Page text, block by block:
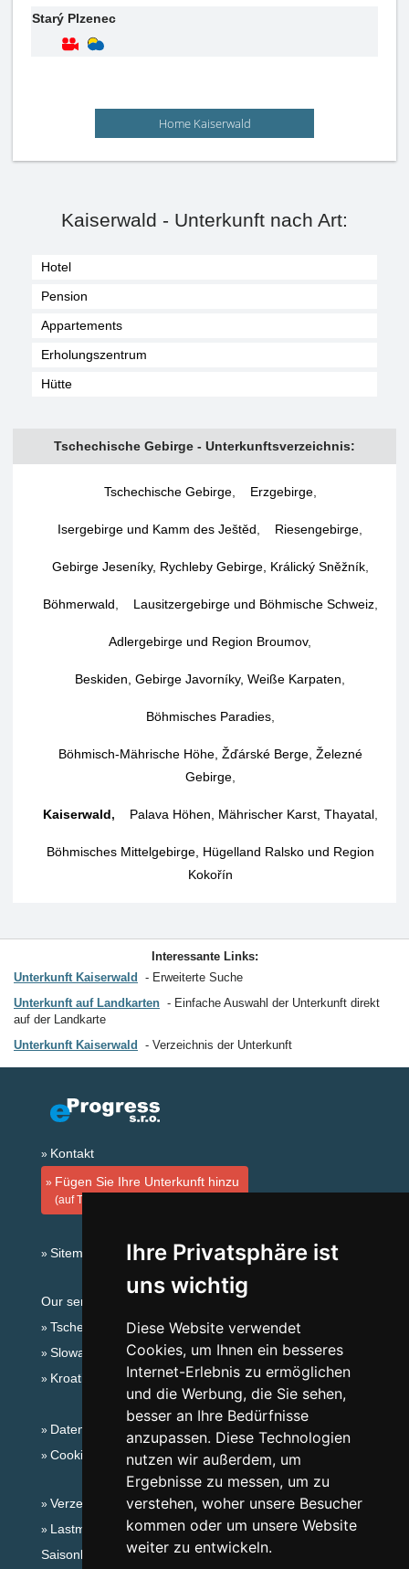
Ihre Privatsphäre ist
uns wichtig
Diese Website verwendet
Cookies, um Ihnen ein besseres
Internet-Erlebnis zu ermöglichen
und die Werbung, die Sie sehen,
besser an Ihre Bedürfnisse
anzupassen. Diese Technologien
nutzen wir außerdem, um
Ergebnisse zu messen, um zu
verstehen, woher unsere Besucher
kommen oder um unsere Website
weiter zu entwickeln.
Starý Plzenec
Home Kaiserwald
Kaiserwald - Unterkunft nach Art:
Hotel
Pension
Appartements
Erholungszentrum
Hütte
Tschechische Gebirge - Unterkunftsverzeichnis:
Tschechische Gebirge, Erzgebirge,
Isergebirge und Kamm des Ještěd Riesengebirge
Gebirge Jeseníky, Rychleby Gebirge, Králický Sněžník,
Böhmerwald Lausitzergebirge und Böhmische Schweiz,
Adlergebirge und Region Broumov,
Beskiden, Gebirge Javorníky, Weiße Karpaten
Böhmisches Paradies,
Böhmisch-Mährische Höhe, Žďárské Berge, Železné
Gebirge,
Kaiserwald, Palava Höhen, Mährischer Karst, Thayatal,
Böhmisches Mittelgebirge, Hügelland Ralsko und Region
Kokořín
Interessante Links:
Unterkunft Kaiserwald
Erweiterte Suche
Unterkunft auf Landkarten
Einfache Auswahl der Unterkunft direkt
auf der Landkarte
Unterkunft Kaiserwald
Verzeichnis der Unterkunft
Kontakt
Fügen Sie Ihre Unterkunft hinzu
(auf Tschechisch)
Sitemap
Our servers:
Tschechische Gebirge
Slowakische Gebirge
Kroatien
Datenschutz
Cookies
Verzeichnis der Unterkunft
Lastminute Kaiserwald
Saisonlinks: